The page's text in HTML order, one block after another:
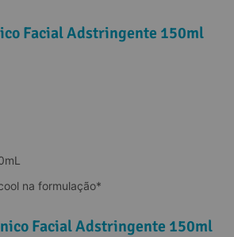
Facial Adstringente 150ml
na formulação*
Facial Adstringente 150ml